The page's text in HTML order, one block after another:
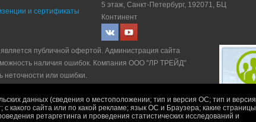
и сертификаты
5 этаж, Санкт-Петербург, 192071, БЦ
Континент
публичной офертой. Администрация сайта
наличия ошибок. Компания ООО "ЛР ТРЕЙД"
неточности или ошибки.
данных (сведения о местоположении; тип и версия ОС; тип и версия
какого сайта или по какой рекламе; язык ОС и Браузера; какие страницы
ретаргетинга и проведения статистических исследований и